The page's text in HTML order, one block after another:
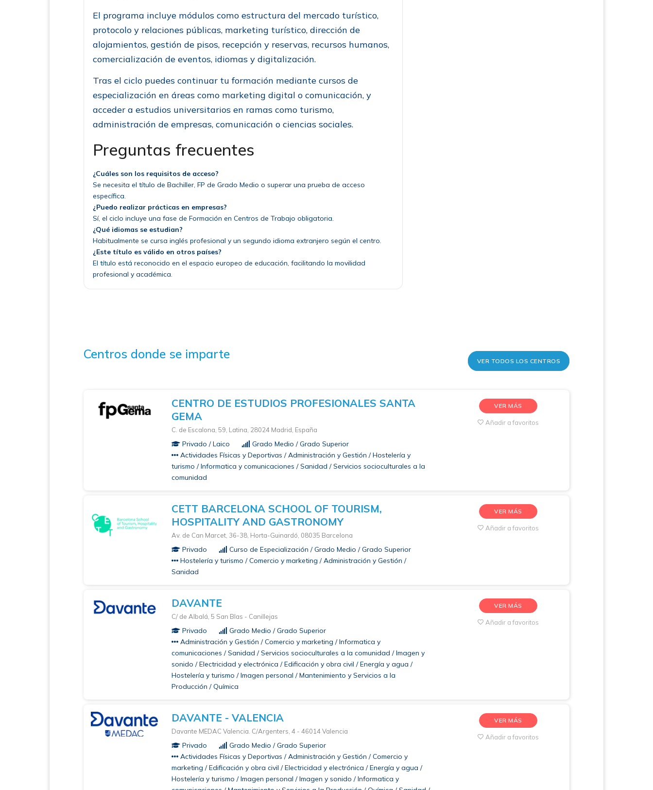
El programa incluye módulos como estructura del mercado turístico,
protocolo y relaciones públicas, marketing turístico, dirección de
alojamientos, gestión de pisos, recepción y reservas, recursos humanos,
comercialización de eventos, idiomas y digitalización.
Tras el ciclo puedes continuar tu formación mediante cursos de
especialización en áreas como marketing digital o comunicación, y
acceder a estudios universitarios en ramas como turismo,
administración de empresas, comunicación o ciencias sociales.
Preguntas frecuentes
¿Cuáles son los requisitos de acceso?
Se necesita el título de Bachiller, FP de Grado Medio o superar una prueba de acceso
específica.
¿Puedo realizar prácticas en empresas?
Sí, el ciclo incluye una fase de Formación en Centros de Trabajo obligatoria.
¿Qué idiomas se estudian?
Habitualmente se cursa inglés profesional y un segundo idioma extranjero según el centro.
¿Este título es válido en otros países?
El título está reconocido en el espacio europeo de educación, facilitando la movilidad
profesional y académica.
Centros donde se imparte VER TODOS LOS CENTROS
CENTRO DE ESTUDIOS PROFESIONALES SANTA
GEMA
C. de Escalona, 59, Latina, 28024 Madrid, España
Privado / Laico
Grado Medio / Grado Superior
Actividades Físicas y Deportivas / Administración y Gestión / Hostelería y
turismo / Informatica y comunicaciones / Sanidad / Servicios socioculturales a la
comunidad
VER MÁS
Añadir a favoritos
CETT BARCELONA SCHOOL OF TOURISM,
HOSPITALITY AND GASTRONOMY
Av. de Can Marcet, 36-38, Horta-Guinardó, 08035 Barcelona
Privado
Curso de Especialización / Grado Medio / Grado Superior
Hostelería y turismo / Comercio y marketing / Administración y Gestión /
Sanidad
VER MÁS
Añadir a favoritos
DAVANTE
C/ de Albalá, 5 San Blas - Canillejas
Privado
Grado Medio / Grado Superior
Administración y Gestión / Comercio y marketing / Informatica y
comunicaciones / Sanidad / Servicios socioculturales a la comunidad / Imagen y
sonido / Electricidad y electrónica / Edificación y obra civil / Energía y agua /
Hostelería y turismo / Imagen personal / Mantenimiento y Servicios a la
Producción / Química
VER MÁS
Añadir a favoritos
DAVANTE - VALENCIA
Davante MEDAC Valencia. C/Argenters, 4 - 46014 Valencia
Privado
Grado Medio / Grado Superior
Actividades Físicas y Deportivas / Administración y Gestión / Comercio y
marketing / Edificación y obra civil / Electricidad y electrónica / Energía y agua /
Hostelería y turismo / Imagen personal / Imagen y sonido / Informatica y
VER MÁS
Añadir a favoritos